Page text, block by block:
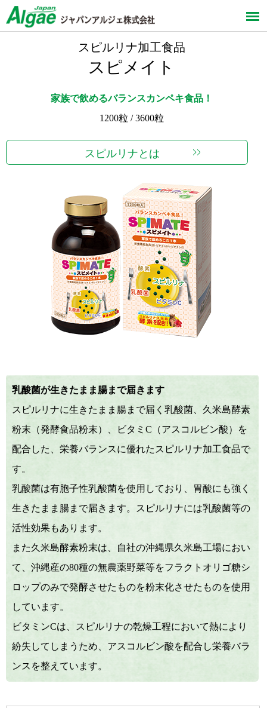
スピルリナ加工食品
スピメイト
家族で飲めるバランスカンペキ食品！
1200粒 / 3600粒
スピルリナとは
乳酸菌が生きたまま腸まで届きます
スピルリナに生きたまま腸まで届く乳酸菌、久米島酵素
粉末（発酵食品粉末）、ビタミC（アスコルビン酸）を
配合した、栄養バランスに優れたスピルリナ加工食品で
す。
乳酸菌は有胞子性乳酸菌を使用しており、胃酸にも強く
生きたまま腸まで届きます。スピルリナには乳酸菌等の
活性効果もあります。
また久米島酵素粉末は、自社の沖縄県久米島工場におい
て、沖縄産の80種の無農薬野菜等をフラクトオリゴ糖シ
ロップのみで発酵させたものを粉末化させたものを使用
しています。
ビタミンCは、スピルリナの乾燥工程において熱により
紛失してしまうため、アスコルビン酸を配合し栄養バラ
ンスを整えています。